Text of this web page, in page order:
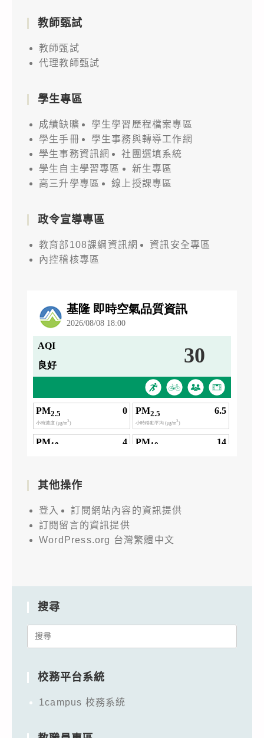
教師甄試
教師甄試
代理教師甄試
學生專區
成績缺曠
學生學習歷程檔案專區
學生手冊
學生事務與轉導工作網
學生事務資訊網
社團選填系統
學生自主學習專區
新生專區
高三升學專區
線上授課專區
政令宣導專區
教育部108課綱資訊網
資訊安全專區
內控稽核專區
其他操作
登入
訂閱網站內容的資訊提供
訂閱留言的資訊提供
WordPress.org 台灣繁體中文
搜尋
Search
校務平台系統
1campus 校務系統